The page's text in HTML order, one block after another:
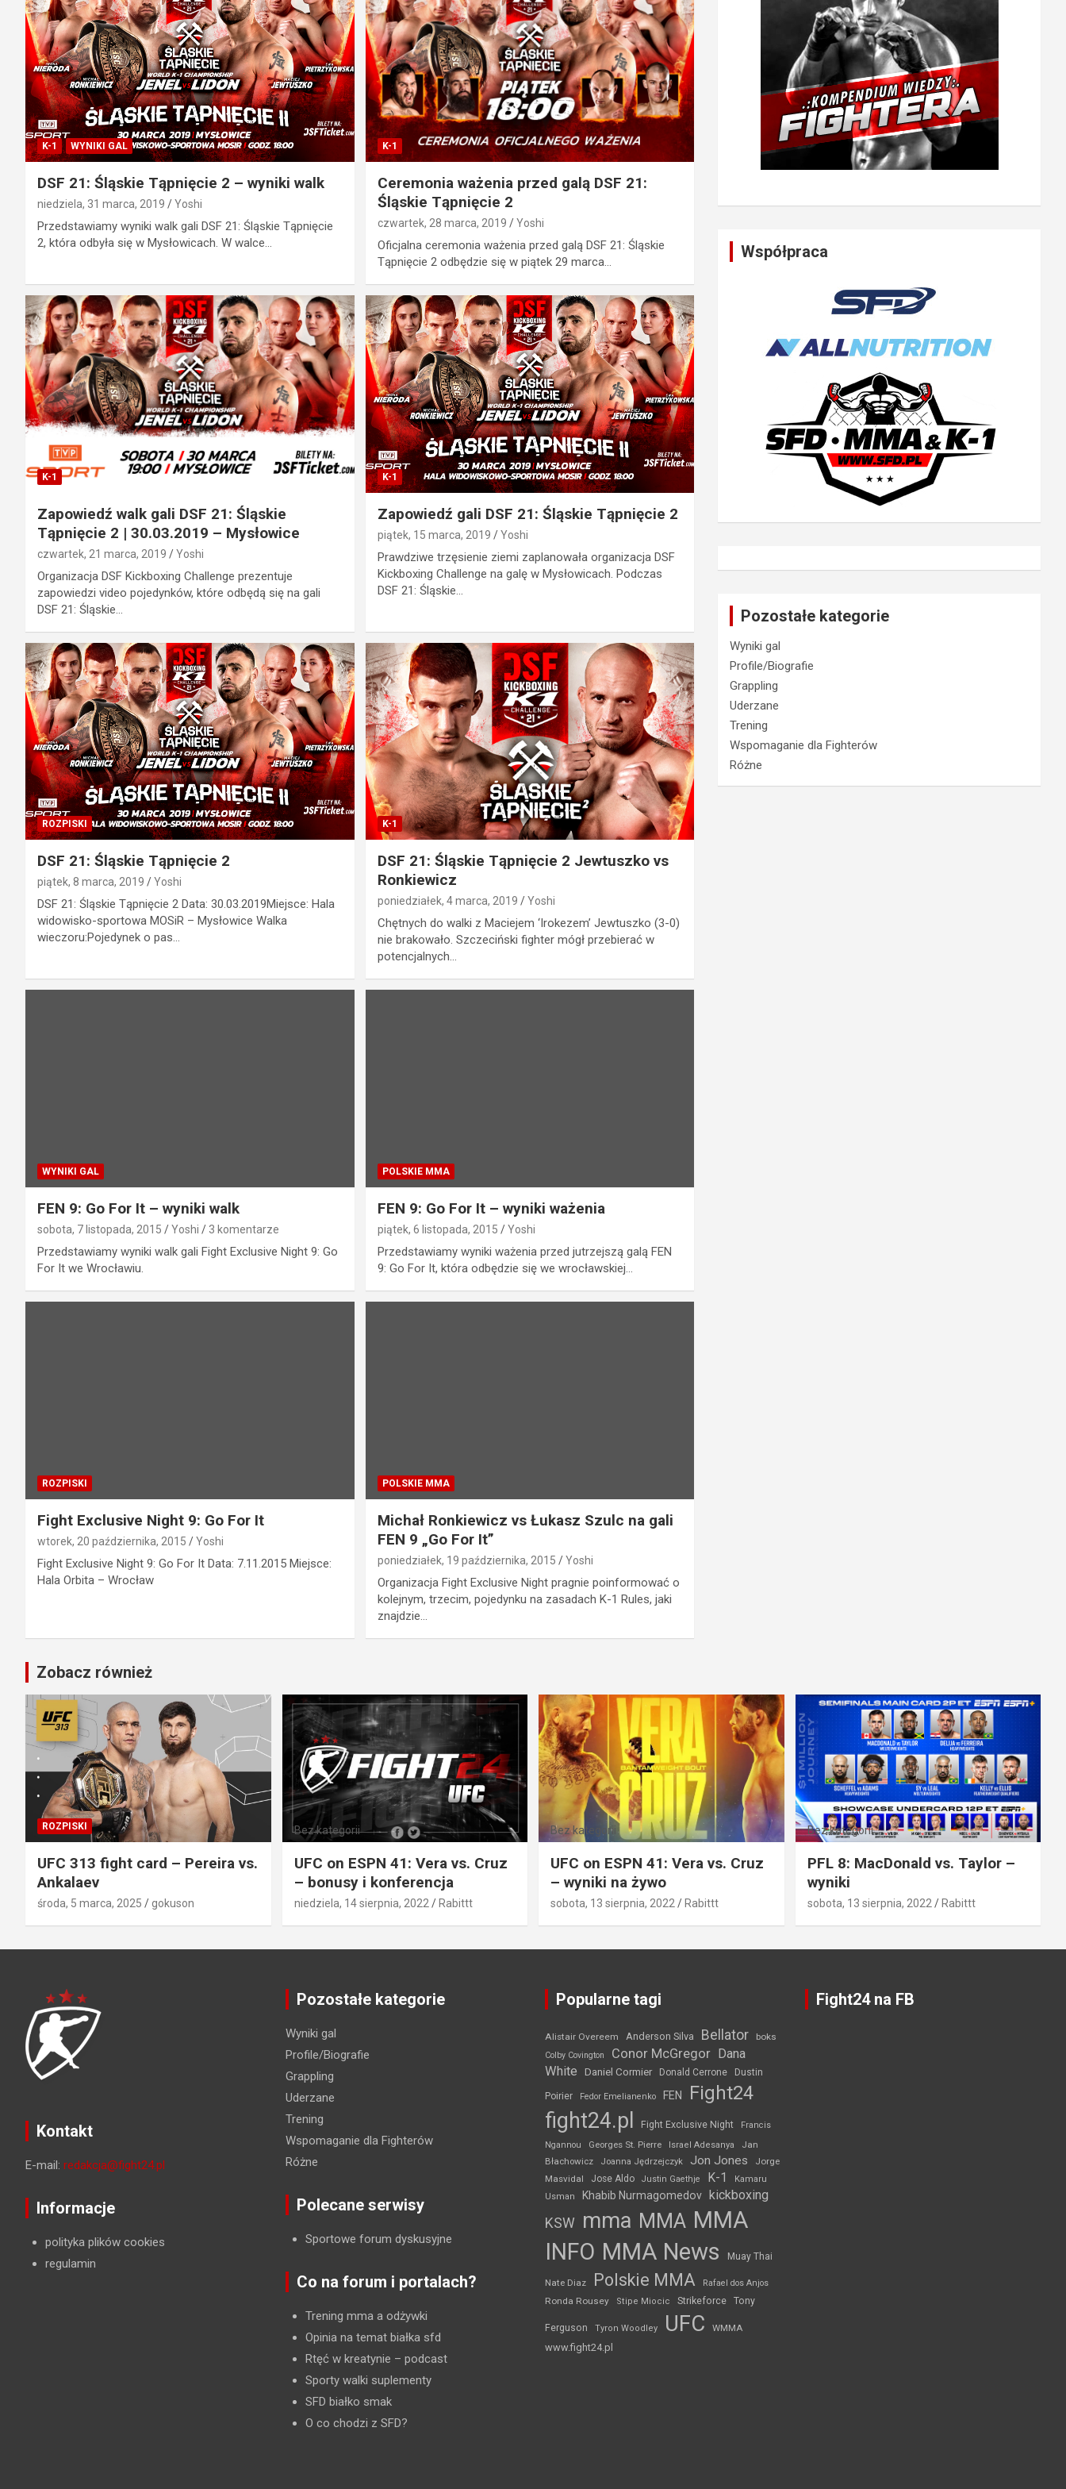
K-1 WYNIKI GAL
DSF 21: Śląskie Tąpnięcie 2 – wyniki walk
niedziela, 31 marca, 2019 Yoshi
Przedstawiamy wyniki walk gali DSF 21: Śląskie Tąpnięcie
2, która odbyła się w Mysłowicach. W walce…
K-1
Ceremonia ważenia przed galą DSF 21:
Śląskie Tąpnięcie 2
czwartek, 28 marca, 2019 Yoshi
Oficjalna ceremonia ważenia przed galą DSF 21: Śląskie
Tąpnięcie 2 odbędzie się w piątek 29 marca…
K-1
Zapowiedź walk gali DSF 21: Śląskie
Tąpnięcie 2 | 30.03.2019 – Mysłowice
czwartek, 21 marca, 2019 Yoshi
Organizacja DSF Kickboxing Challenge prezentuje
zapowiedzi video pojedynków, które odbędą się na gali
DSF 21: Śląskie…
K-1
Zapowiedź gali DSF 21: Śląskie Tąpnięcie 2
piątek, 15 marca, 2019 Yoshi
Prawdziwe trzęsienie ziemi zaplanowała organizacja DSF
Kickboxing Challenge na galę w Mysłowicach. Podczas
DSF 21: Śląskie…
ROZPISKI
DSF 21: Śląskie Tąpnięcie 2
piątek, 8 marca, 2019 Yoshi
DSF 21: Śląskie Tąpnięcie 2 Data: 30.03.2019Miejsce: Hala
widowisko-sportowa MOSiR – Mysłowice Walka
wieczoru:Pojedynek o pas…
K-1
DSF 21: Śląskie Tąpnięcie 2 Jewtuszko vs
Ronkiewicz
poniedziałek, 4 marca, 2019 Yoshi
Chętnych do walki z Maciejem ‘Irokezem’ Jewtuszko (3-0)
nie brakowało. Szczeciński fighter mógł przebierać w
potencjalnych…
WYNIKI GAL
FEN 9: Go For It – wyniki walk
sobota, 7 listopada, 2015 Yoshi 3 komentarze
Przedstawiamy wyniki walk gali Fight Exclusive Night 9: Go
For It we Wrocławiu.
POLSKIE MMA
FEN 9: Go For It – wyniki ważenia
piątek, 6 listopada, 2015 Yoshi
Przedstawiamy wyniki ważenia przed jutrzejszą galą FEN
9: Go For It, która odbędzie się we wrocławskiej…
ROZPISKI
Fight Exclusive Night 9: Go For It
wtorek, 20 października, 2015 Yoshi
Fight Exclusive Night 9: Go For It Data: 7.11.2015 Miejsce:
Hala Orbita – Wrocław
POLSKIE MMA
Michał Ronkiewicz vs Łukasz Szulc na gali
FEN 9 „Go For It”
poniedziałek, 19 października, 2015 Yoshi
Organizacja Fight Exclusive Night pragnie poinformować o
kolejnym, trzecim, pojedynku na zasadach K-1 Rules, jaki
znajdzie…
Współpraca
Pozostałe kategorie
Wyniki gal
Profile/Biografie
Grappling
Uderzane
Trening
Wspomaganie dla Fighterów
Różne
Zobacz również
ROZPISKI
UFC 313 fight card – Pereira vs.
Ankalaev
środa, 5 marca, 2025 gokuson
Bez kategorii
UFC on ESPN 41: Vera vs. Cruz
– bonusy i konferencja
niedziela, 14 sierpnia, 2022 Rabittt
Bez kategorii
UFC on ESPN 41: Vera vs. Cruz
– wyniki na żywo
sobota, 13 sierpnia, 2022 Rabittt
Bez kategorii
PFL 8: MacDonald vs. Taylor –
wyniki
sobota, 13 sierpnia, 2022 Rabittt
Kontakt
E-mail: redakcja@fight24.pl
Informacje
polityka plików cookies
regulamin
Pozostałe kategorie
Wyniki gal
Profile/Biografie
Grappling
Uderzane
Trening
Wspomaganie dla Fighterów
Różne
Polecane serwisy
Sportowe forum dyskusyjne
Co na forum i portalach?
Trening mma a odżywki
Opinia na temat białka sfd
Rtęć w kreatynie – podcast
Sporty walki suplementy
SFD białko smak
O co chodzi z SFD?
Popularne tagi
Alistair Overeem Anderson Silva Bellator boks
Colby Covington Conor McGregor Dana
White
Daniel Cormier Donald Cerrone Dustin
Poirier Fedor Emelianenko FEN Fight24
fight24.pl Fight Exclusive Night
Francis
Ngannou
Georges St. Pierre Israel Adesanya
Jan
Błachowicz
Joanna Jędrzejczyk Jon Jones
Jorge
Masvidal
Jose Aldo Justin Gaethje K-1
Kamaru
Usman
Khabib Nurmagomedov kickboxing
KSW mma MMA MMA
INFO MMA News Muay Thai
Nate Diaz Polskie MMA Rafael dos Anjos
Ronda Rousey Stipe Miocic Strikeforce Tony
Ferguson Tyron Woodley UFC WMMA
www.fight24.pl
Fight24 na FB